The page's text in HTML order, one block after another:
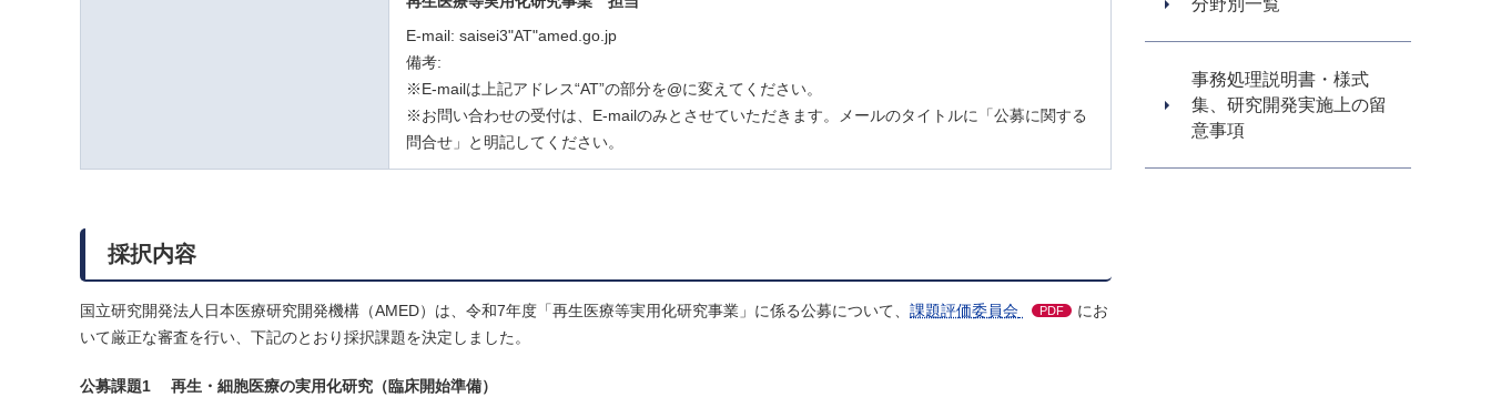
E-mail: saisei3"AT"amed.go.jp
備考:
※E-mailは上記アドレス“AT”の部分を@に変えてください。
※お問い合わせの受付は、E-mailのみとさせていただきます。メールのタイトルに「公募に関する
問合せ」と明記してください。
採択内容
国立研究開発法人日本医療研究開発機構（AMED）は、令和7年度「再生医療等実用化研究事業」に係る公募について、 課題評価委員会 PDF
にお
いて厳正な審査を行い、下記のとおり採択課題を決定しました。
公募課題1 再生・細胞医療の実用化研究（臨床開始準備）
分野別一覧
事務処理説明書・様式
集、研究開発実施上の留
意事項